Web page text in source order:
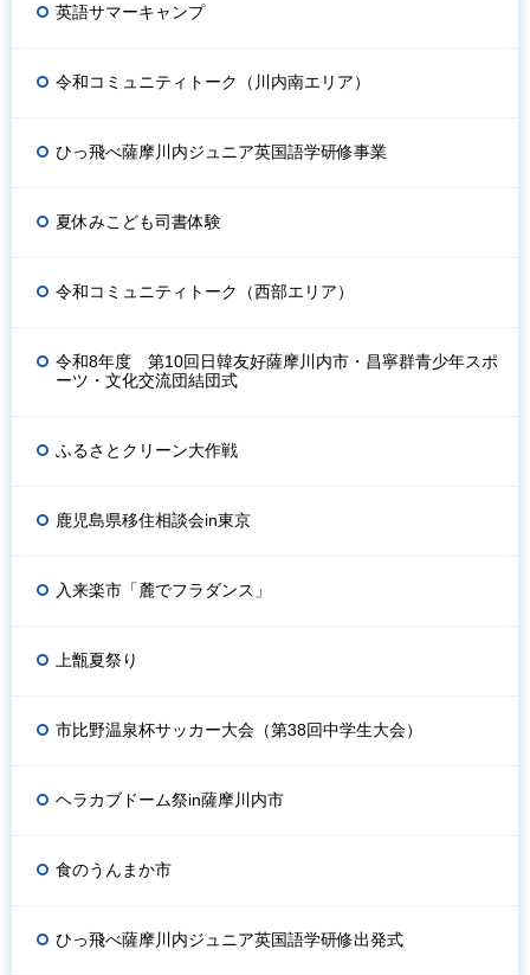
英語サマーキャンプ
令和コミュニティトーク（川内南エリア）
ひっ飛べ薩摩川内ジュニア英国語学研修事業
夏休みこども司書体験
令和コミュニティトーク（西部エリア）
令和8年度 第10回日韓友好薩摩川内市・昌寧群青少年スポ
ーツ・文化交流団結団式
ふるさとクリーン大作戦
鹿児島県移住相談会in東京
入来楽市「麓でフラダンス」
上甑夏祭り
市比野温泉杯サッカー大会（第38回中学生大会）
ヘラカブドーム祭in薩摩川内市
食のうんまか市
ひっ飛べ薩摩川内ジュニア英国語学研修出発式